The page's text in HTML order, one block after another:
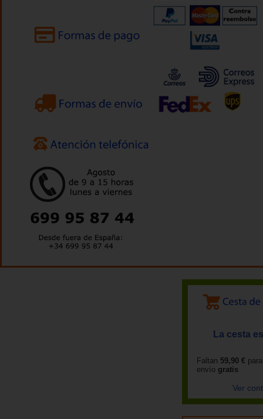
La cesta
Faltan 59,90 €
envío gratis
Ver